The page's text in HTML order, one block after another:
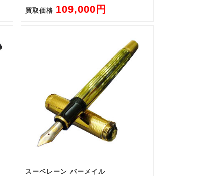
買取価格 109,000円
スーベレーン バーメイル